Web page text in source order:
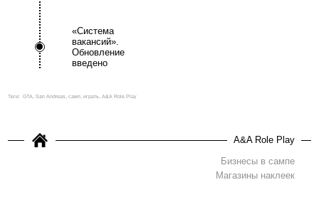
«Система
вакансий».
Обновление
введено
Теги: GTA, San Andreas, самп, играть, A&A Role Play
A&A Role Play
Бизнесы в сампе
Магазины наклеек